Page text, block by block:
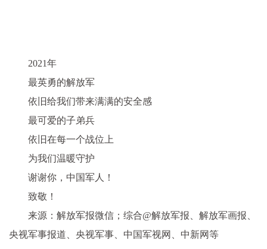
2021年
最英勇的解放军
依旧给我们带来满满的安全感
最可爱的子弟兵
依旧在每一个战位上
为我们温暖守护
谢谢你，中国军人！
致敬！
来源： 解放军报微信；综合@解放军报、解放军画报、
央视军事报道、央视军事、中国军视网、中新网等